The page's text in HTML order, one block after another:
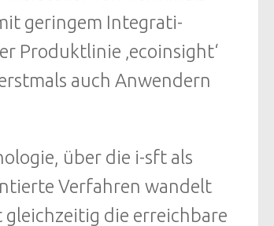
geringem Integrati-
Produktlinie ‚ecoinsight‘
auch Anwendern
über die i-sft als
Verfahren wandelt
gleichzeitig die erreichbare